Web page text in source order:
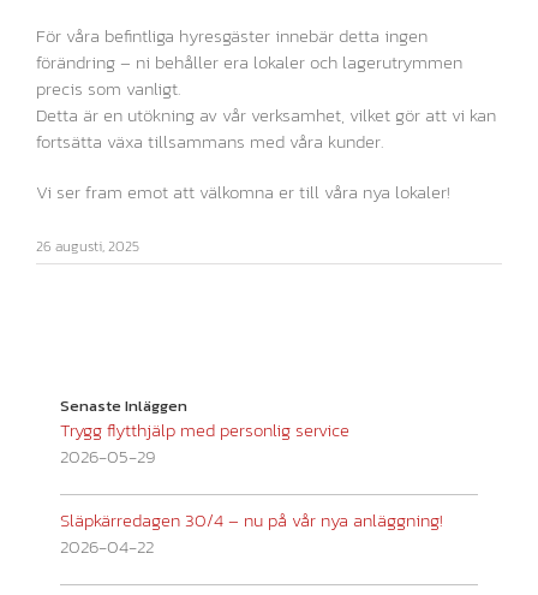
För våra befintliga hyresgäster innebär detta ingen
förändring – ni behåller era lokaler och lagerutrymmen
precis som vanligt.
Detta är en utökning av vår verksamhet, vilket gör att vi kan
fortsätta växa tillsammans med våra kunder.
Vi ser fram emot att välkomna er till våra nya lokaler!
26 augusti, 2025
Senaste Inläggen
Trygg flytthjälp med personlig service
2026-05-29
Släpkärredagen 30/4 – nu på vår nya anläggning!
2026-04-22